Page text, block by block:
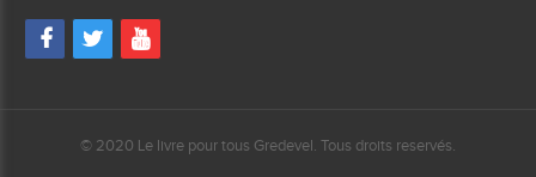
© 2020 Le livre pour tous Gredevel. Tous droits reservés.